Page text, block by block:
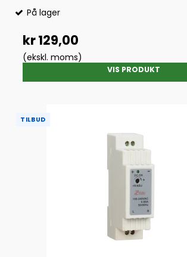
På lager
kr 129,00
(ekskl. moms)
VIS PRODUKT
TILBUD